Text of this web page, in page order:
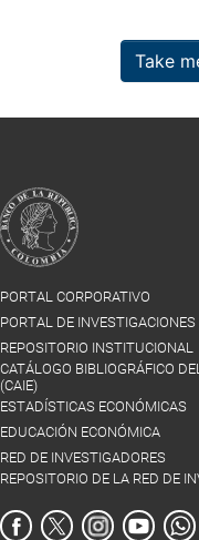
Take
PORTAL CORPORATIVO
PORTAL DE
REPOSITORIO INSTITUCIONAL
CATÁLOGO BIBLIOGRÁFICO
(CAIE)
ESTADÍSTICAS ECONÓMICAS
EDUCACIÓN ECONÓMICA
RED DE INVESTIGADORES
REPOSITORIO DE LA RED DE